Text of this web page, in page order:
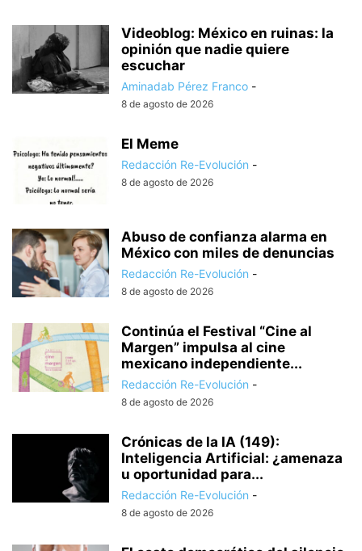
Videoblog: México en ruinas: la
opinión que nadie quiere
escuchar
Aminadab Pérez Franco -
8 de agosto de 2026
El Meme
Redacción Re-Evolución -
8 de agosto de 2026
Abuso de confianza alarma en
México con miles de denuncias
Redacción Re-Evolución -
8 de agosto de 2026
Continúa el Festival “Cine al
Margen” impulsa al cine
mexicano independiente...
Redacción Re-Evolución -
8 de agosto de 2026
Crónicas de la IA (149):
Inteligencia Artificial: ¿amenaza
u oportunidad para...
Redacción Re-Evolución -
8 de agosto de 2026